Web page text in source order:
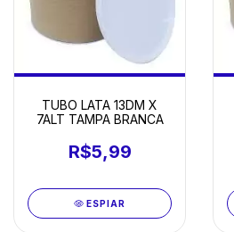
TUBO LATA 13DM X
7ALT TAMPA BRANCA
R$5,99
ESPIAR